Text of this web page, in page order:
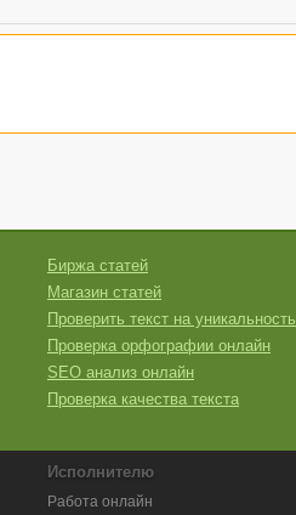
Биржа статей
Магазин статей
Проверить текст на уникальность
Проверка орфографии онлайн
SEO анализ онлайн
Проверка качества текста
Исполнителю
Работа онлайн